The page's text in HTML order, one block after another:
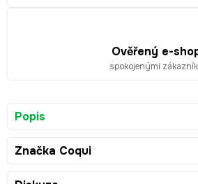
Ověřený e-
spokojenými
Popis
Značka Coqui